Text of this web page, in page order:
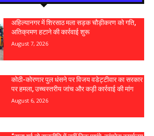
अहिल्यानगर में शिरसाठ मला सड़क चौड़ीकरण को गति,
अतिक्रमण हटाने की कार्रवाई शुरू
August 7, 2026
कोठी-कोरणार पुल धंसने पर विजय वडेट्टीवार का सरकार
पर हमला, उच्चस्तरीय जांच और कड़ी कार्रवाई की मांग
August 6, 2026